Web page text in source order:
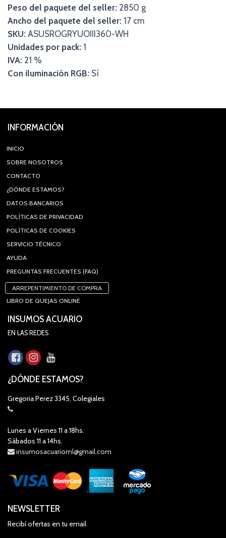
Peso del paquete del seller: 2850 g
Ancho del paquete del seller: 17 cm
SKU: ASUSROGRYUOIII360-WH
Unidades por pack: 1
IVA: 21 %
Con iluminación RGB: Sí
INFORMACIÓN
INICIO
SOBRE NOSOTROS
CONTACTO
¿DÓNDE ESTAMOS?
DATOS BANCARIOS
POLÍTICAS DE PRIVACIDAD
POLÍTICAS DE COOKIES
SERVICIO TÉCNICO
AYUDA
PREGUNTAS FRECUENTES (FAQ)
ARREPENTIMIENTO DE COMPRA
LIBRO DE QUEJAS ONLINE
INSUMOS ACUARIO
EN LAS REDES
¿DÓNDE ESTAMOS?
Gregoria Perez 3345, Colegiales
Lunes a Viernes 11 a 18hs.
Sábados 11 a 14hs.
insumosacuarioml@gmail.com
NEWSLETTER
Recibí ofertas en tu email